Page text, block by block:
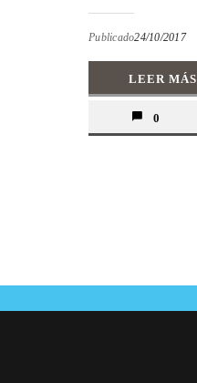
Publicado24/10/2017
LEER MÁS
0